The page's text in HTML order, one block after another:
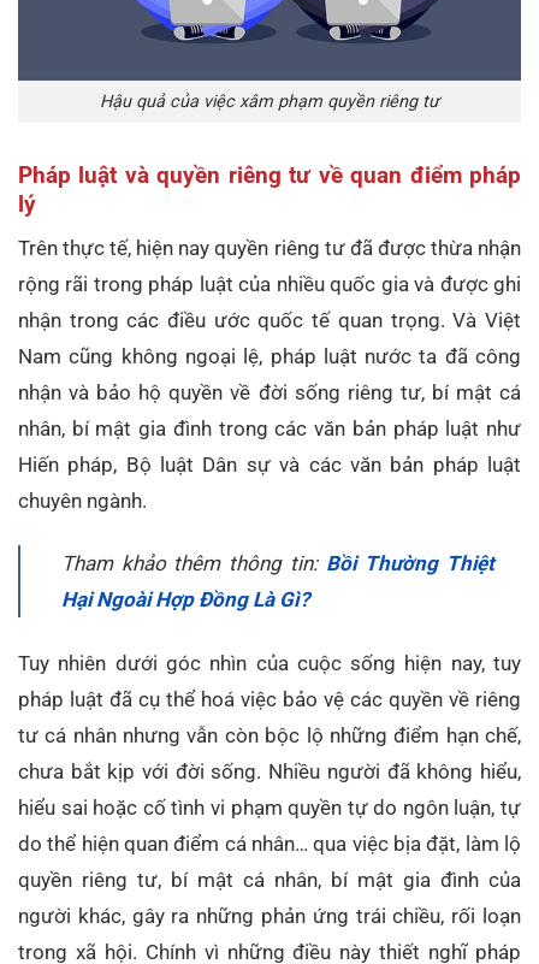
Hậu quả của việc xâm phạm quyền riêng tư
Pháp luật và quyền riêng tư về quan điểm pháp
lý
Trên thực tế, hiện nay quyền riêng tư đã được thừa nhận
rộng rãi trong pháp luật của nhiều quốc gia và được ghi
nhận trong các điều ước quốc tế quan trọng. Và Việt
Nam cũng không ngoại lệ, pháp luật nước ta đã công
nhận và bảo hộ quyền về đời sống riêng tư, bí mật cá
nhân, bí mật gia đình trong các văn bản pháp luật như
Hiến pháp, Bộ luật Dân sự và các văn bản pháp luật
chuyên ngành.
Tham khảo thêm thông tin: Bồi Thường Thiệt
Hại Ngoài Hợp Đồng Là Gì?
Tuy nhiên dưới góc nhìn của cuộc sống hiện nay, tuy
pháp luật đã cụ thể hoá việc bảo vệ các quyền về riêng
tư cá nhân nhưng vẫn còn bộc lộ những điểm hạn chế,
chưa bắt kịp với đời sống. Nhiều người đã không hiểu,
hiểu sai hoặc cố tình vi phạm quyền tự do ngôn luận, tự
do thể hiện quan điểm cá nhân… qua việc bịa đặt, làm lộ
quyền riêng tư, bí mật cá nhân, bí mật gia đình của
người khác, gây ra những phản ứng trái chiều, rối loạn
trong xã hội. Chính vì những điều này thiết nghĩ pháp